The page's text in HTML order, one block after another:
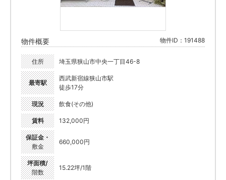
物件概要 物件ID：191488
住所 埼玉県狭山市中央一丁目46-8
最寄駅
西武新宿線狭山市駅
徒歩17分
現況 飲食(その他)
賃料 132,000円
保証金・
敷金
660,000円
坪面積/
階数
15.22坪/1階